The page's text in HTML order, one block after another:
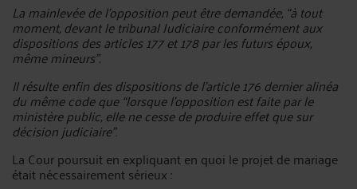
La mainlevée de l’opposition peut être demandée, “à tout
moment, devant le tribunal Judiciaire conformément aux
dispositions des articles 177 et 178 par les futurs époux,
même mineurs”.
Il résulte enfin des dispositions de l'article 176 dernier alinéa
du même code que “lorsque l'opposition est faite par le
ministère public, elle ne cesse de produire effet que sur
décision judiciaire”.
La Cour poursuit en expliquant en quoi le projet de mariage
était nécessairement sérieux :